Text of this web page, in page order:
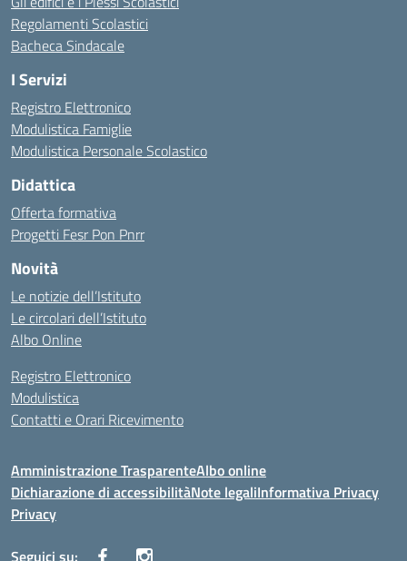
Regolamenti Scolastici
Bacheca Sindacale
I Servizi
Registro Elettronico
Modulistica Famiglie
Modulistica Personale Scolastico
Didattica
Offerta formativa
Progetti Fesr Pon Pnrr
Novità
Le notizie dell’Istituto
Le circolari dell’Istituto
Albo Online
Registro Elettronico
Modulistica
Contatti e Orari Ricevimento
Amministrazione TrasparenteAlbo online
Dichiarazione di accessibilitàNote legaliInformativa Privacy
Privacy
Seguici su: